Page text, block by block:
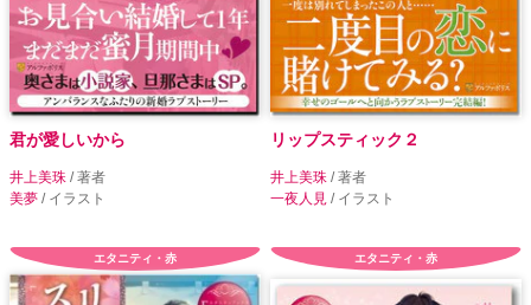
君が愛しいから
井上美珠 / 著者
美夢 / イラスト
リップスティック２
井上美珠 / 著者
一夜人見 / イラスト
エタニティ・赤 エタニティ・赤